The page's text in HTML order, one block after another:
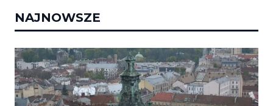
NAJNOWSZE